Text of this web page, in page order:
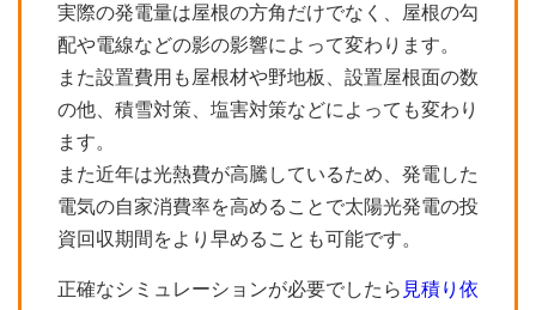
実際の発電量は屋根の方角だけでなく、屋根の勾
配や電線などの影の影響によって変わります。
また設置費用も屋根材や野地板、設置屋根面の数
の他、積雪対策、塩害対策などによっても変わり
ます。
また近年は光熱費が高騰しているため、発電した
電気の自家消費率を高めることで太陽光発電の投
資回収期間をより早めることも可能です。
正確なシミュレーションが必要でしたら 見積り依